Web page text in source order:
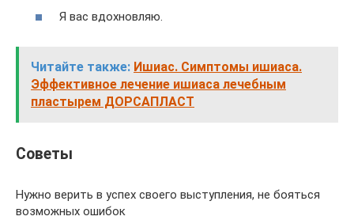
Я вас вдохновляю.
Читайте также: Ишиас. Симптомы ишиаса.
Эффективное лечение ишиаса лечебным
пластырем ДОРСАПЛАСТ
Советы
Нужно верить в успех своего выступления, не бояться
возможных ошибок